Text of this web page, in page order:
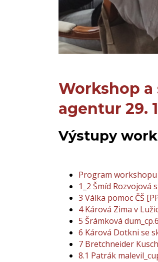
Workshop
agentur 29.
Výstupy
Program workshopu
1_2 Šmíd Rozvojová
3 Válka pomoc ČŠ
4 Kárová Zima v
5 Šrámková
6 Kárová Dotkni se
7 Bretchneider
8.1 Patrák